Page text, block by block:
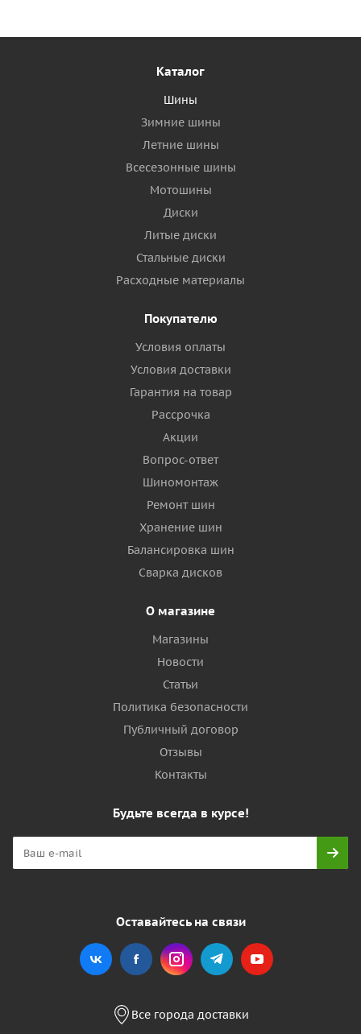
Каталог
Шины
Зимние шины
Летние шины
Всесезонные шины
Мотошины
Диски
Литые диски
Стальные диски
Расходные материалы
Покупателю
Условия оплаты
Условия доставки
Гарантия на товар
Рассрочка
Акции
Вопрос-ответ
Шиномонтаж
Ремонт шин
Хранение шин
Балансировка шин
Сварка дисков
О магазине
Магазины
Новости
Статьи
Политика безопасности
Публичный договор
Отзывы
Контакты
Будьте всегда в курсе!
Оставайтесь на связи
Все города доставки